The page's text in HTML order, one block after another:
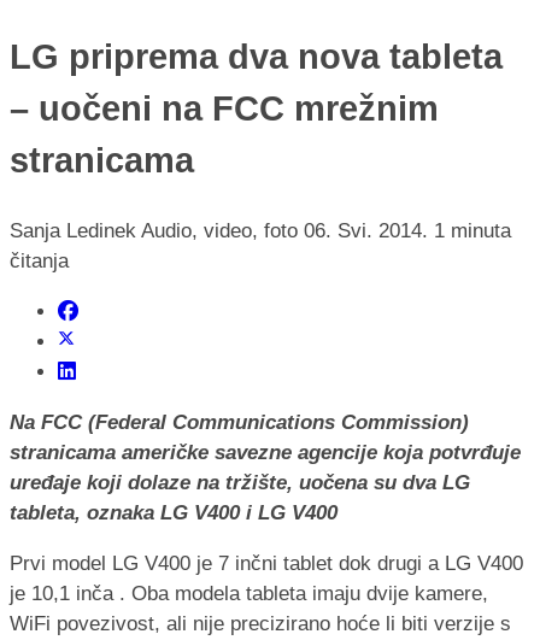
LG priprema dva nova tableta
– uočeni na FCC mrežnim
stranicama
Sanja Ledinek Audio, video, foto 06. Svi. 2014. 1 minuta
čitanja
Na FCC (Federal Communications Commission)
stranicama američke savezne agencije koja potvrđuje
uređaje koji dolaze na tržište, uočena su dva LG
tableta, oznaka LG V400 i LG V400
Prvi model LG V400 je 7 inčni tablet dok drugi a LG V400
je 10,1 inča . Oba modela tableta imaju dvije kamere,
WiFi povezivost, ali nije precizirano hoće li biti verzije s